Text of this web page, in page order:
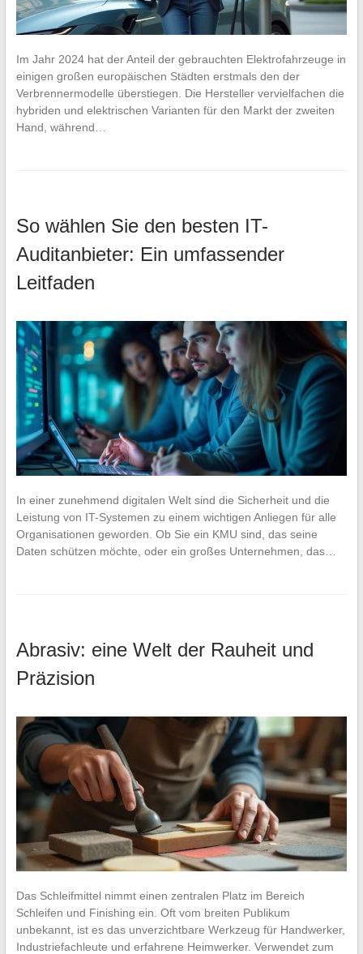
Im Jahr 2024 hat der Anteil der gebrauchten Elektrofahrzeuge in
einigen großen europäischen Städten erstmals den der
Verbrennermodelle überstiegen. Die Hersteller vervielfachen die
hybriden und elektrischen Varianten für den Markt der zweiten
Hand, während…
So wählen Sie den besten IT-
Auditanbieter: Ein umfassender
Leitfaden
In einer zunehmend digitalen Welt sind die Sicherheit und die
Leistung von IT-Systemen zu einem wichtigen Anliegen für alle
Organisationen geworden. Ob Sie ein KMU sind, das seine
Daten schützen möchte, oder ein großes Unternehmen, das…
Abrasiv: eine Welt der Rauheit und
Präzision
Das Schleifmittel nimmt einen zentralen Platz im Bereich
Schleifen und Finishing ein. Oft vom breiten Publikum
unbekannt, ist es das unverzichtbare Werkzeug für Handwerker,
Industriefachleute und erfahrene Heimwerker. Verwendet zum